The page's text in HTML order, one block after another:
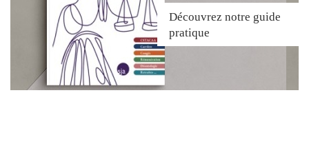
Découvrez notre guide
pratique